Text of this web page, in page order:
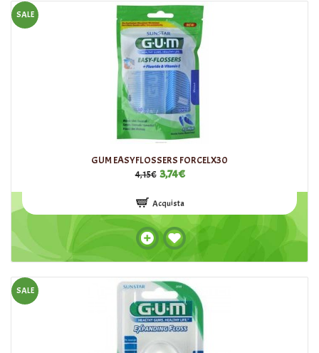
SALE
GUM EASYFLOSSERS FORCELX30
4,15€ 3,74€
Acquista
SALE